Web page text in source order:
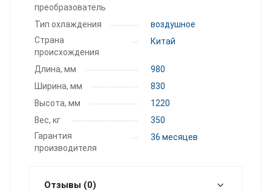
преобразователь
Тип охлаждения
воздушное
Страна
происхождения
Китай
Длина, мм
980
Ширина, мм
830
Высота, мм
1220
Вес, кг
350
Гарантия
производителя
36 месяцев
Отзывы (0)